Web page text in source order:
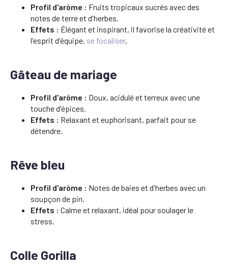
Profil d'arôme : Fruits tropicaux sucrés avec des
notes de terre et d'herbes.
Effets : Élégant et inspirant, il favorise la créativité et
l'esprit d'équipe. se focaliser.
Gâteau de mariage
Profil d'arôme : Doux, acidulé et terreux avec une
touche d'épices.
Effets : Relaxant et euphorisant, parfait pour se
détendre.
Rêve bleu
Profil d'arôme : Notes de baies et d'herbes avec un
soupçon de pin.
Effets : Calme et relaxant, idéal pour soulager le
stress.
Colle Gorilla